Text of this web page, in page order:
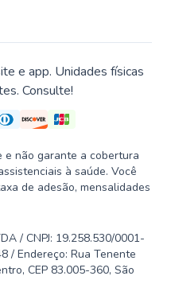
e app. Unidades físicas
Consulte!
e não garante a cobertura
à saúde. Você
de adesão, mensalidades
/ CNPJ: 19.258.530/0001-
/ Endereço: Rua Tenente
CEP 83.005-360, São